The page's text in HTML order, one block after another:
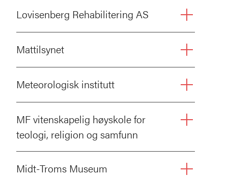
Lovisenberg Rehabilitering AS
Mattilsynet
Meteorologisk institutt
MF vitenskapelig høyskole for
teologi, religion og samfunn
Midt-Troms Museum